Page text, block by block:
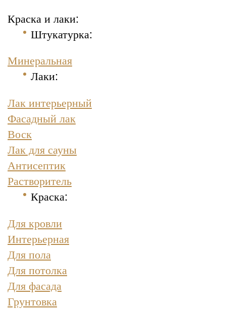
Краска и лаки:
Штукатурка:
Минеральная
Лаки:
Лак интерьерный
Фасадный лак
Воск
Лак для сауны
Антисептик
Растворитель
Краска:
Для кровли
Интерьерная
Для пола
Для потолка
Для фасада
Грунтовка